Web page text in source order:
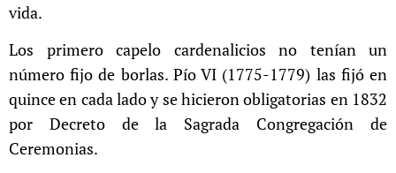
vida.
Los primero capelo cardenalicios no tenían un
número fijo de borlas. Pío VI (1775-1779) las fijó en
quince en cada lado y se hicieron obligatorias en 1832
por Decreto de la Sagrada Congregación de
Ceremonias.